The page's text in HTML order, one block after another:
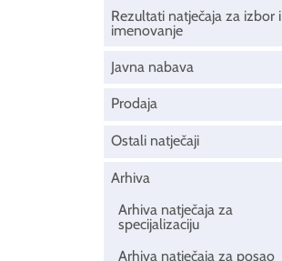
Rezultati natječaja za izbor i
imenovanje
Javna nabava
Prodaja
Ostali natječaji
Arhiva
Arhiva natječaja za
specijalizaciju
Arhiva natječaja za posao